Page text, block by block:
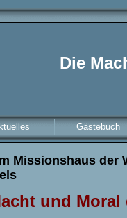
Die
Gästebuch
Missionshaus der
und Moral